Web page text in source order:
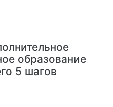
образование
5 шагов